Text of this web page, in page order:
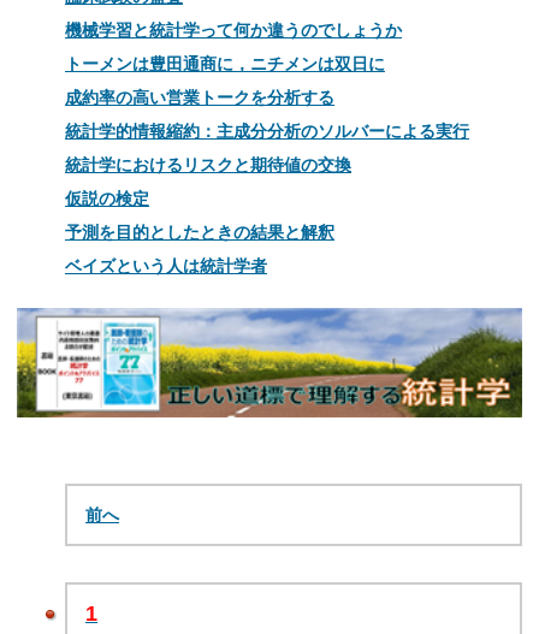
機械学習と統計学って何か違うのでしょうか
トーメンは豊田通商に，ニチメンは双日に
成約率の高い営業トークを分析する
統計学的情報縮約：主成分分析のソルバーによる実行
統計学におけるリスクと期待値の交換
仮説の検定
予測を目的としたときの結果と解釈
ベイズという人は統計学者
前へ
1